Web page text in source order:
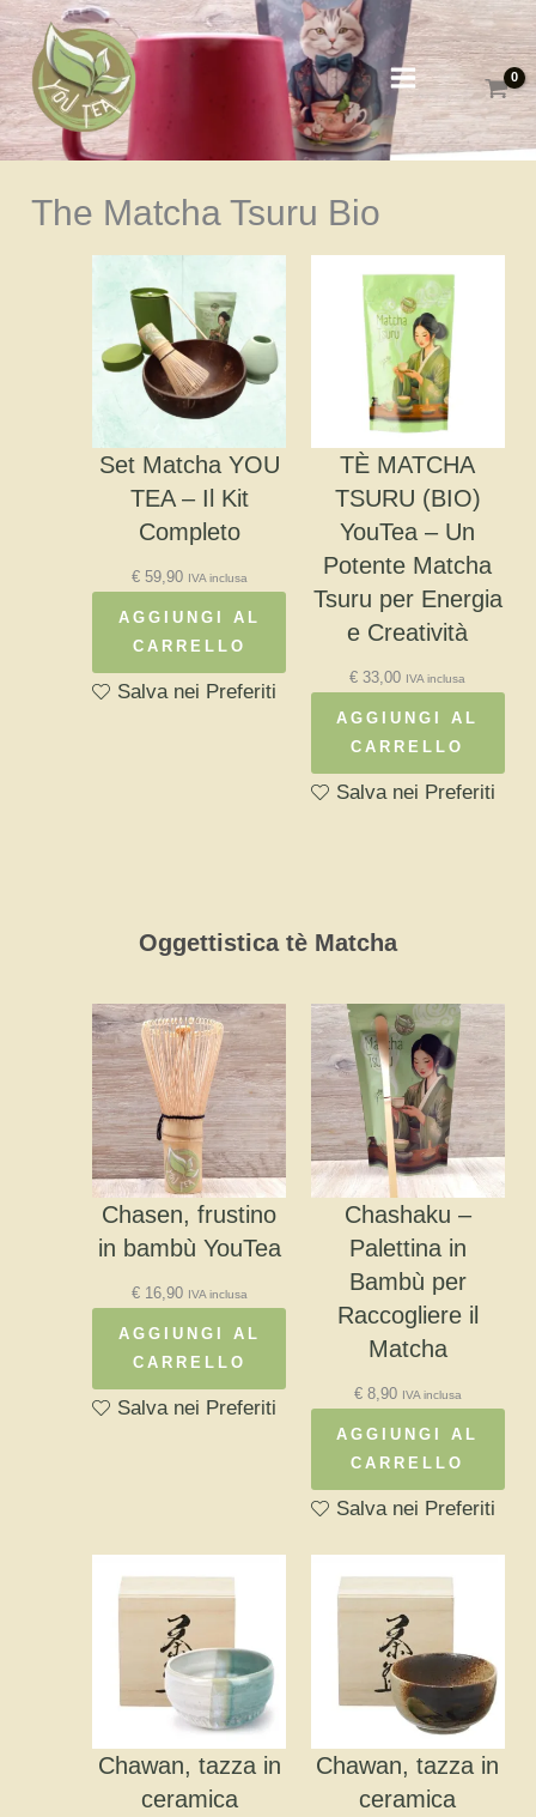
Vai
al
contenuto
The Matcha Tsuru Bio
Set Matcha YOU
TEA – Il Kit
Completo
€59,90 IVA inclusa
AGGIUNGI AL
CARRELLO
Salva nei Preferiti
TÈ MATCHA
TSURU (BIO)
YouTea – Un
Potente Matcha
Tsuru per Energia
e Creatività
€ 33,00 IVA inclusa
AGGIUNGI AL
CARRELLO
Salva nei Preferiti
Oggettistica tè Matcha
Chasen, frustino
in bambù YouTea
€16,90 IVA inclusa
AGGIUNGI AL
CARRELLO
Salva nei Preferiti
Chashaku –
Palettina in
Bambù per
Raccogliere il
Matcha
€8,90 IVA inclusa
AGGIUNGI AL
CARRELLO
Salva nei Preferiti
Chawan, tazza in
ceramica
Chawan, tazza in
ceramica